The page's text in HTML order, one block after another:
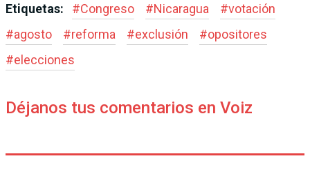
Etiquetas: #Congreso #Nicaragua #votación
#agosto #reforma #exclusión #opositores
#elecciones
Déjanos tus comentarios en Voiz